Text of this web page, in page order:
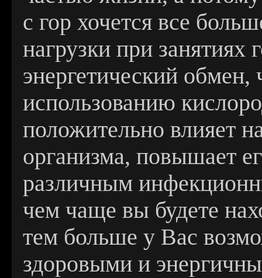
с гор хочется все
нагрузки при
энергетический
использованию
положительно влияет
организма, повышает
различным
чем чаще вы будете
тем больше у Вас
здоровыми и